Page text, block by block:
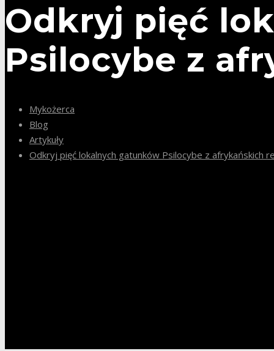
Odkryj pięć
Psilocybe z
Mykożerca
Blog
Artykuły
Odkryj pięć lokalnych gatunków Psilocybe z afrykańskich